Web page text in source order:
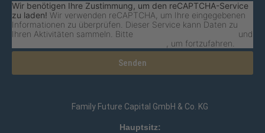
Wir benötigen Ihre Zustimmung, um den reCAPTCHA-Service
zu laden! Wir verwenden reCAPTCHA, um Ihre eingegebenen
Informationen zu überprüfen. Dieser Service kann Daten zu
Ihren Aktivitäten sammeln. Bitte
und
, um fortzufahren.
Senden
Family Future Capital GmbH & Co. KG
Hauptsitz: